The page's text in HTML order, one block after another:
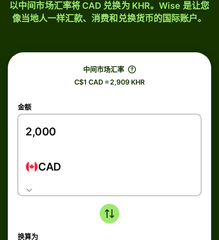
以中间市场汇率将 CAD 兑换为 KHR。Wise 是让您
像当地人一样汇款、消费和兑换货币的国际账户。
中间市场汇率
C$1 CAD = 2,909 KHR
金额
CAD
换算为